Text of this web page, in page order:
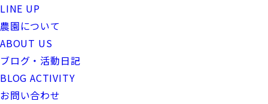
LINE UP
農園について
ABOUT US
ブログ・活動日記
BLOG ACTIVITY
お問い合わせ